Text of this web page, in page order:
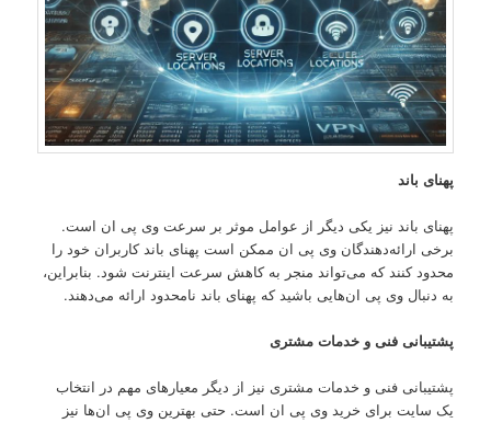
پهنای باند
پهنای باند نیز یکی دیگر از عوامل موثر بر سرعت وی پی ان است.
برخی ارائه‌دهندگان وی پی ان ممکن است پهنای باند کاربران خود را
محدود کنند که می‌تواند منجر به کاهش سرعت اینترنت شود. بنابراین،
به دنبال وی پی ان‌هایی باشید که پهنای باند نامحدود ارائه می‌دهند.
پشتیبانی فنی و خدمات مشتری
پشتیبانی فنی و خدمات مشتری نیز از دیگر معیارهای مهم در انتخاب
یک سایت برای خرید وی پی ان است. حتی بهترین وی پی ان‌ها نیز